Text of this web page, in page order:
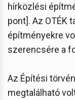
hírközlési
pont]. Az OTÉK
építményekre
szerencsére a
Az Építési
megtalálható